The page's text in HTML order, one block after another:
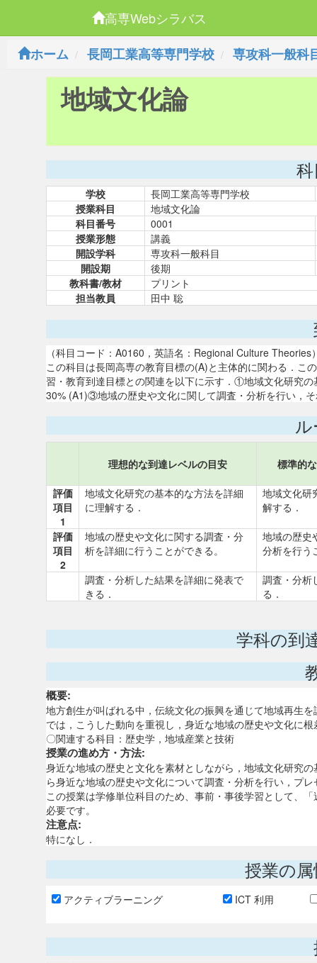
高専Webシラバス
ホーム
長岡工業高等専門学校 専攻科一般科
地域文化論
学校
長岡工業高等専門学校
授業科目
地域文化論
科目番号
0001
授業形態
講義
開設学科
専攻科一般科目
開設期
後期
教科書/教材
プリント
担当教員
田中 聡
（科目コード：A0160，英語名：Regional Culture Theories
この科目は長岡高専の教育目標の(A)と主体的に関わる．こ
習・教育到達目標との関連を以下に示す．①地域文化研究
30% (A1)③地域の歴史や文化に関して調査・分析を行い，
理想的な到達レベルの目安 標準的
評価
項目
1
地域文化研究の基本的な方法を詳細
に理解する．
地域文化研
解する．
評価
項目
2
地域の歴史や文化に関する調査・分
析を詳細に行うことができる。
地域の歴史
分析を行う
調査・分析した結果を詳細に発表で
きる．
調査・分析
る．
学科の到
概要:
地方創生が叫ばれる中，伝統文化の振興を通じて地域再生
では，こうした動向を重視し，身近な地域の歴史や文化に
〇関連する科目：歴史学，地域産業と技術
授業の進め方・方法:
身近な地域の歴史と文化を素材としながら，地域文化研究
ら身近な地域の歴史や文化について調査・分析を行い，プ
この授業は学修単位科目のため、事前・事後学習として、
必要です。
注意点:
特になし．
授業の
アクティブラーニング ICT 利用